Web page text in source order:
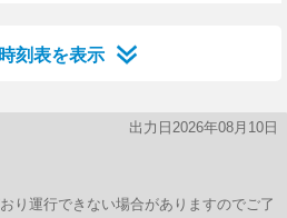
刻表を表示
出力日2026年08月10日
運行できない場合がありますのでご了